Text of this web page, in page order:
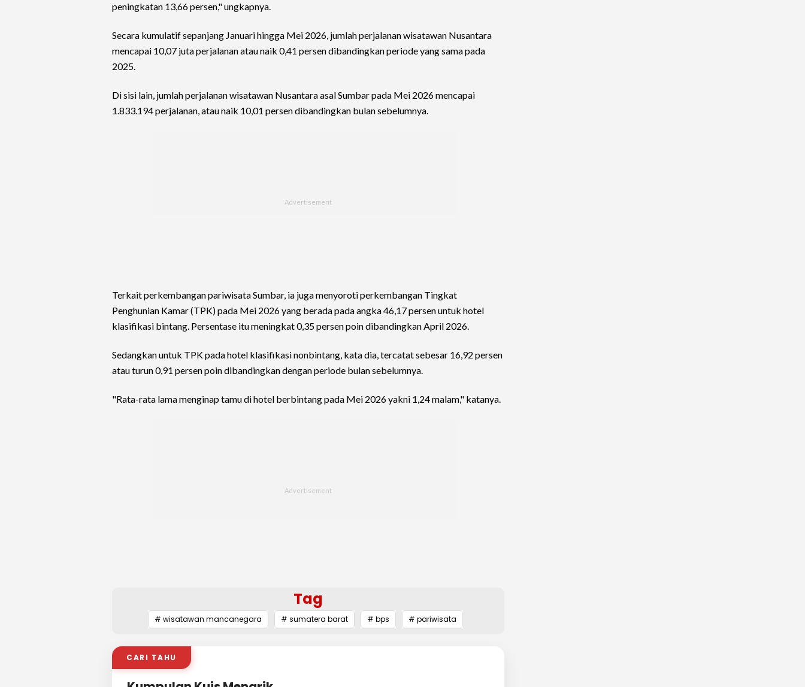
peningkatan 13,66 persen," ungkapnya.
Secara kumulatif sepanjang Januari hingga Mei 2026, jumlah perjalanan wisatawan Nusantara
mencapai 10,07 juta perjalanan atau naik 0,41 persen dibandingkan periode yang sama pada
2025.
Di sisi lain, jumlah perjalanan wisatawan Nusantara asal Sumbar pada Mei 2026 mencapai
1.833.194 perjalanan, atau naik 10,01 persen dibandingkan bulan sebelumnya.
Terkait perkembangan pariwisata Sumbar, ia juga menyoroti perkembangan Tingkat
Penghunian Kamar (TPK) pada Mei 2026 yang berada pada angka 46,17 persen untuk hotel
klasifikasi bintang. Persentase itu meningkat 0,35 persen poin dibandingkan April 2026.
Sedangkan untuk TPK pada hotel klasifikasi nonbintang, kata dia, tercatat sebesar 16,92 persen
atau turun 0,91 persen poin dibandingkan dengan periode bulan sebelumnya.
"Rata-rata lama menginap tamu di hotel berbintang pada Mei 2026 yakni 1,24 malam," katanya.
Tag
# wisatawan mancanegara # sumatera barat # bps # pariwisata
CARI TAHU